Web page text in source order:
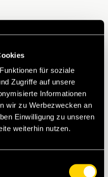
für soziale
Zugriffe auf unsere
Informationen
wir zu Werbezwecken an
Einwilligung zu unseren
weiterhin nutzen.